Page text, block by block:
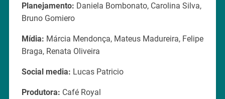
Planejamento: Daniela Bombonato, Carolina Silva,
Bruno Gomiero
Mídia: Márcia Mendonça, Mateus Madureira, Felipe
Braga, Renata Oliveira
Social media: Lucas Patricio
Produtora: Café Royal